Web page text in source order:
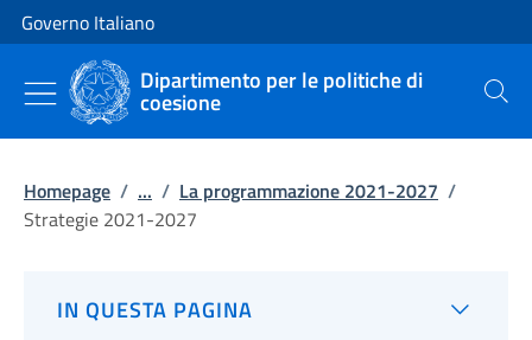
Vai al contenuto
Vai alla navigazione del sito
Governo Italiano
Dipartimento per le politiche di
coesione Cerca
Homepage / ... / La programmazione 2021-2027 /
Strategie 2021-2027
IN QUESTA PAGINA